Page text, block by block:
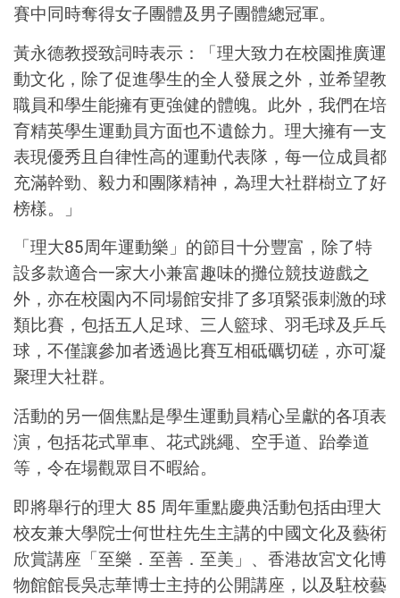
賽中同時奪得女子團體及男子團體總冠軍。
黃永德教授致詞時表示：「理大致力在校園推廣運
動文化，除了促進學生的全人發展之外，並希望教
職員和學生能擁有更強健的體魄。此外，我們在培
育精英學生運動員方面也不遺餘力。理大擁有一支
表現優秀且自律性高的運動代表隊，每一位成員都
充滿幹勁、毅力和團隊精神，為理大社群樹立了好
榜樣。」
「理大85周年運動樂」的節目十分豐富，除了特
設多款適合一家大小兼富趣味的攤位競技遊戲之
外，亦在校園內不同場館安排了多項緊張刺激的球
類比賽，包括五人足球、三人籃球、羽毛球及乒乓
球，不僅讓參加者透過比賽互相砥礪切磋，亦可凝
聚理大社群。
活動的另一個焦點是學生運動員精心呈獻的各項表
演，包括花式單車、花式跳繩、空手道、跆拳道
等，令在場觀眾目不暇給。
即將舉行的理大 85 周年重點慶典活動包括由理大
校友兼大學院士何世柱先生主講的中國文化及藝術
欣賞講座「至樂．至善．至美」、香港故宮文化博
物館館長吳志華博士主持的公開講座，以及駐校藝